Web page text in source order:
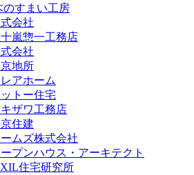
のすまい工房
会社
嵐惣一工務店
会社
地所
アホーム
トー住宅
ザワ工務店
住建
ムズ株式会社
プンハウス・アーキテクト
住宅研究所